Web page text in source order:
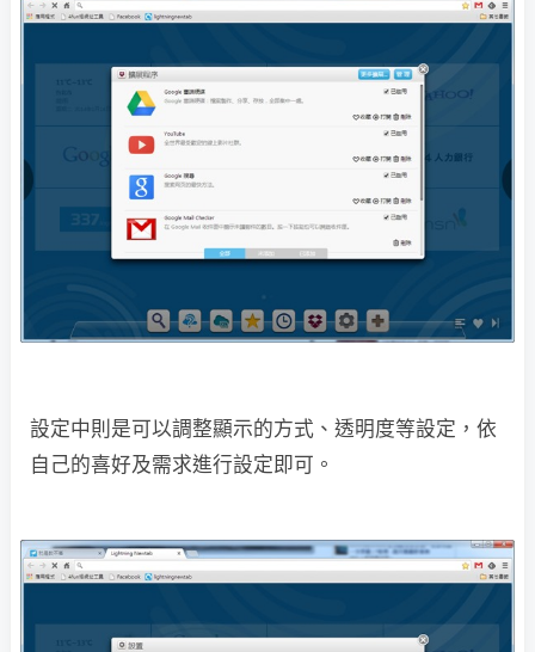
設定中則是可以調整顯示的方式、透明度等設定，依
自己的喜好及需求進行設定即可。